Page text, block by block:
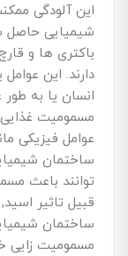
این آلودگی
شیمیایی حاصل
باکتری ها و
دارند. این
انسان یا به
مسمومیت
عوامل فیزیکی
ساختمان
توانند باعث
قبیل تاثیر اسید,
ساختمان
مسمومیت زایی